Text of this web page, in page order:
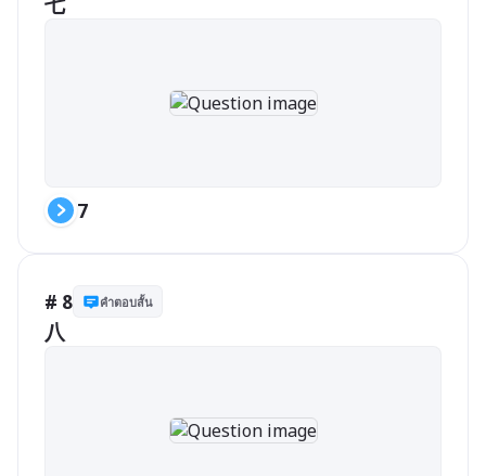
7
# 8 คำตอบสั้น
八